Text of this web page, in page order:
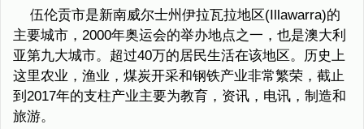
伍伦贡市是新南威尔士州伊拉瓦拉地区(Illawarra)的
主要城市，2000年奥运会的举办地点之一，也是澳大利
亚第九大城市。超过40万的居民生活在该地区。历史上
这里农业，渔业，煤炭开采和钢铁产业非常繁荣，截止
到2017年的支柱产业主要为教育，资讯，电讯，制造和
旅游。